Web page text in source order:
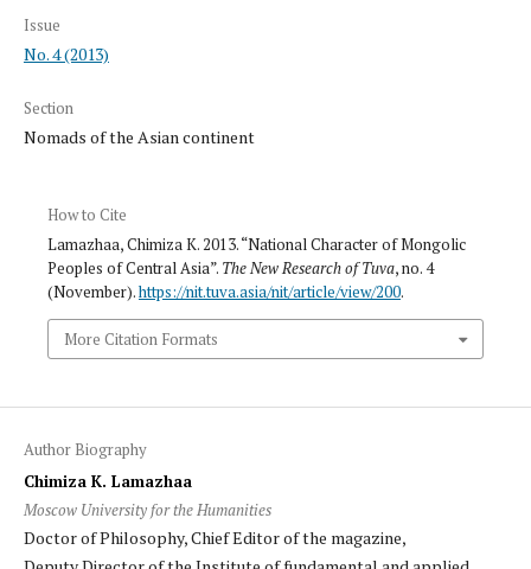
Issue
No. 4 (2013)
Section
Nomads of the Asian continent
How to Cite
Lamazhaa, Chimiza K. 2013. “National Character of Mongolic
Peoples of Central Asia”. The New Research of Tuva, no. 4
(November).https://nit.tuva.asia/nit/article/view/200.
More Citation Formats
Author Biography
Chimiza K. Lamazhaa
Moscow University for the Humanities
Doctor of Philosophy, Chief Editor of the magazine,